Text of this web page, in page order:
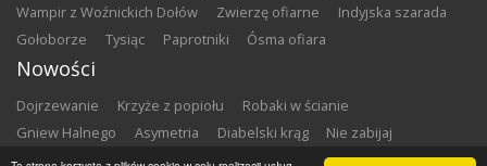
Wampir z Woźnickich Dołów
Zwierzę ofiarne
Indyjska szarada
Gołoborze
Tysiąc Paprotniki Ósma ofiara
Nowości
Dojrzewanie Krzyże z popiołu
Robaki w ścianie
Gniew Halnego
Asymetria Diabelski krąg
Nie zabijaj
Dowody zbrodni
Zemsta Matki chrzestne